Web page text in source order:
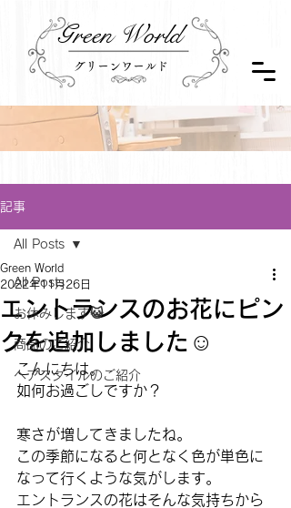
Green World
グリーンワールド
記事
All Posts
お休みします😺
商品のご紹介
ヘアスタイルのご紹介
All Posts
エントランスのお花にピン
クを追加しました☺
Green World
2022年11月26日
こんにちは。
如何お過ごしですか？
寒さが増してきましたね。
この季節になると何となく色が単色に
なって行くような気がします。
エントランスの花はそんな気持ちから